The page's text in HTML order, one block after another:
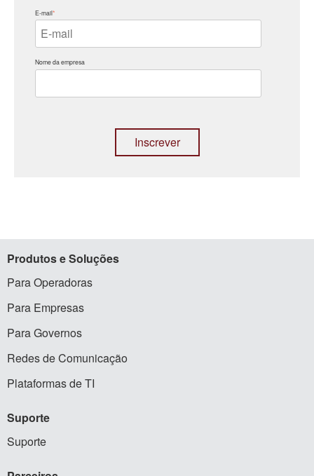
E-mail*
Nome da empresa
Produtose Soluções
Para Operadoras
Para Empresas
Para Governos
Redes de Comunicação
Plataformas de TI
Suporte
Suporte